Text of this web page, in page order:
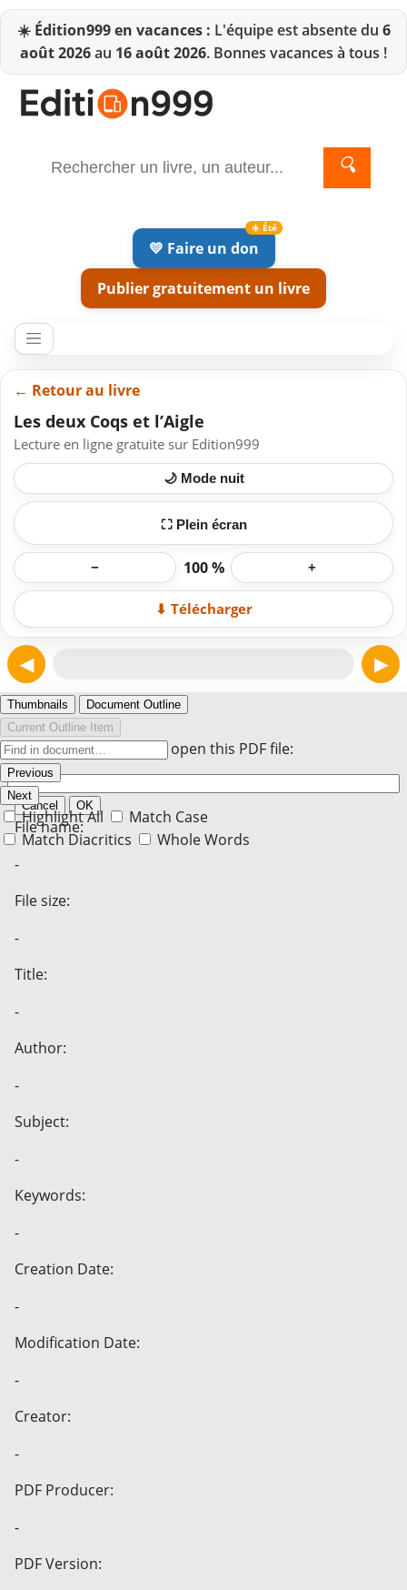
☀️ Édition999 en vacances : L'équipe est absente du 6
août 2026au 16 août 2026. Bonnes vacances à tous !
🔍
💛 Faire un don
Publier gratuitement un livre
← Retour au livre
Les deux Coqs et l’Aigle
Lecture en ligne gratuite sur Edition999
🌙 Mode nuit
⛶ Plein écran
− 100 % +
⬇ Télécharger
◀ ▶
Thumbnails
Document Outline
Current Outline Item
Previous
Next
Highlight All
Match Case
Match Diacritics
Whole Words
Enter the password to open this PDF file:
Cancel OK
File name:
-
File size:
-
Title:
-
Author:
-
Subject:
-
Keywords:
-
Creation Date:
-
Modification Date:
-
Creator:
-
PDF Producer:
-
PDF Version: